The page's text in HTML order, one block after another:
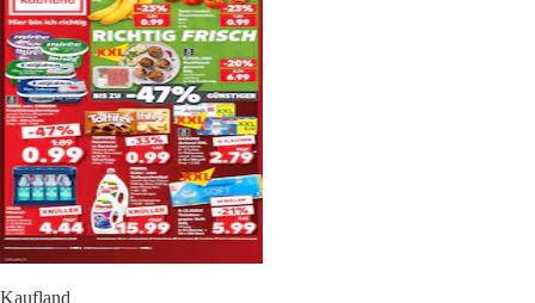
Kaufland